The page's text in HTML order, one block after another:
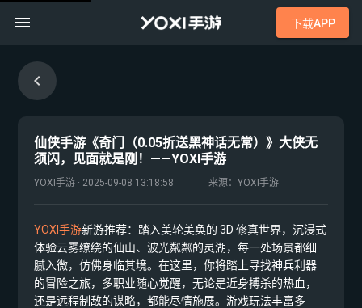
下载APP
仙侠手游《奇门（0.05折送黑神话无常）》大侠无
须闪，见面就是刚！——YOXI手游
YOXI手游 · 2025-09-08 13:18:58 来源：YOXI手游
YOXI手游新游推荐：踏入美轮美奂的 3D 修真世界，沉浸式
体验云雾缭绕的仙山、波光粼粼的灵湖，每一处场景都细
腻入微，仿佛身临其境。在这里，你将踏上寻找神兵利器
的冒险之旅，多职业随心觉醒，无论是近身搏杀的热血，
还是远程制敌的谋略，都能尽情施展。​游戏玩法丰富多